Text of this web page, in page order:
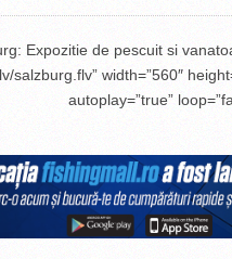
Expozitie de pescuit si
salzburg.flv” width=”560″
autoplay=”true”